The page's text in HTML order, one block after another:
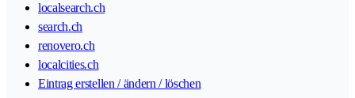
localsearch.ch
search.ch
renovero.ch
localcities.ch
Eintrag erstellen / ändern / löschen